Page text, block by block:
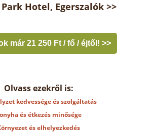
Hotel, Egerszalók >>
már 21 250 Ft / fő / éjtől! >>
Olvass ezekről is:
kedvessége és szolgáltatás
és étkezés minősége
és elhelyezkedés